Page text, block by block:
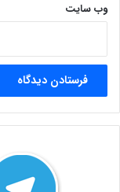
وب‌ سایت